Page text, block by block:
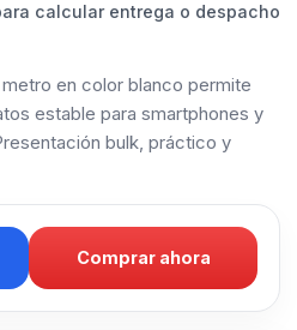
calcular entrega o despacho
en color blanco permite
estable para smartphones y
bulk, práctico y
Comprar ahora